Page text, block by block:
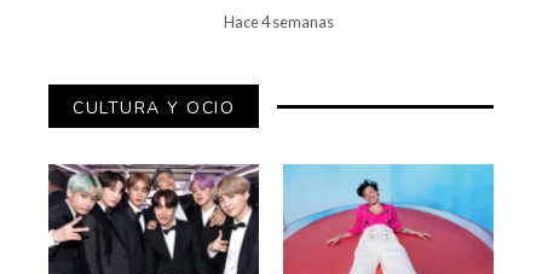
Hace 4 semanas
CULTURA Y OCIO